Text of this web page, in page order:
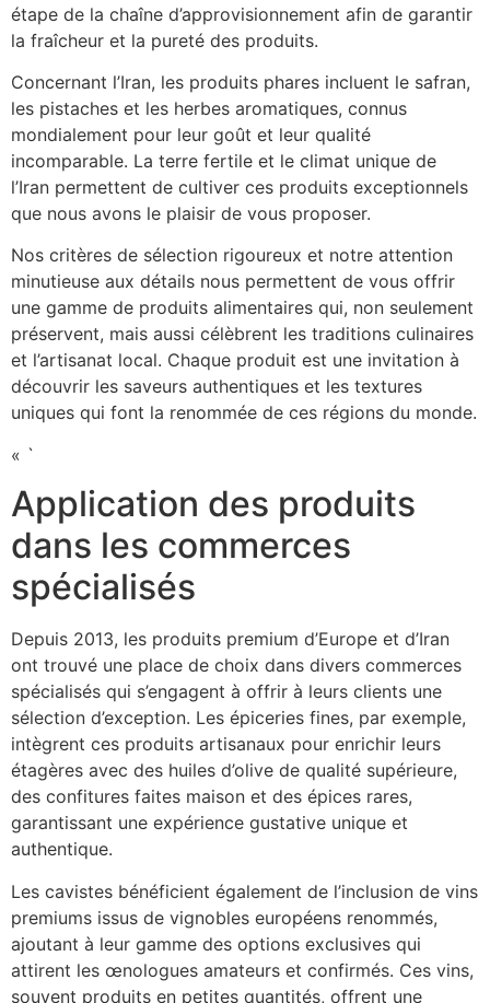
étape de la chaîne d’approvisionnement afin de garantir
la fraîcheur et la pureté des produits.
Concernant l’Iran, les produits phares incluent le safran,
les pistaches et les herbes aromatiques, connus
mondialement pour leur goût et leur qualité
incomparable. La terre fertile et le climat unique de
l’Iran permettent de cultiver ces produits exceptionnels
que nous avons le plaisir de vous proposer.
Nos critères de sélection rigoureux et notre attention
minutieuse aux détails nous permettent de vous offrir
une gamme de produits alimentaires qui, non seulement
préservent, mais aussi célèbrent les traditions culinaires
et l’artisanat local. Chaque produit est une invitation à
découvrir les saveurs authentiques et les textures
uniques qui font la renommée de ces régions du monde.
« `
Application des produits
dans les commerces
spécialisés
Depuis 2013, les produits premium d’Europe et d’Iran
ont trouvé une place de choix dans divers commerces
spécialisés qui s’engagent à offrir à leurs clients une
sélection d’exception. Les épiceries fines, par exemple,
intègrent ces produits artisanaux pour enrichir leurs
étagères avec des huiles d’olive de qualité supérieure,
des confitures faites maison et des épices rares,
garantissant une expérience gustative unique et
authentique.
Les cavistes bénéficient également de l’inclusion de vins
premiums issus de vignobles européens renommés,
ajoutant à leur gamme des options exclusives qui
attirent les œnologues amateurs et confirmés. Ces vins,
souvent produits en petites quantités, offrent une